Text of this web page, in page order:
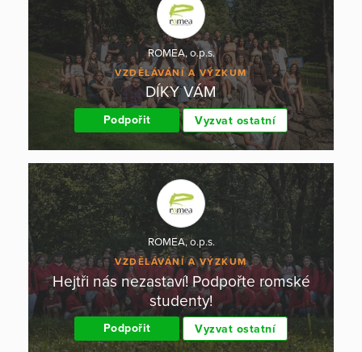
ROMEA, o.p.s.
VZDĚLÁVÁNÍ A VÝZKUM
DÍKY VÁM
Podpořit Vyzvat ostatní
ROMEA, o.p.s.
VZDĚLÁVÁNÍ A VÝZKUM
Hejtři nás nezastaví! Podpořte romské
studenty!
Podpořit Vyzvat ostatní